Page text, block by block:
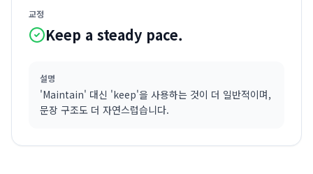
교정
Keep a steady pace.
설명
'Maintain' 대신 'keep'을 사용하는 것이 더 일반적이며,
문장 구조도 더 자연스럽습니다.